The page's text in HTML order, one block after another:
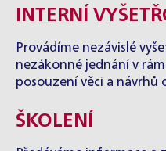
INTERNÍ
Provádíme nezávislé
nezákonné jednání v
posouzení věci a návrhů
ŠKOLENÍ